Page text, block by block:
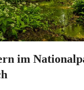
im